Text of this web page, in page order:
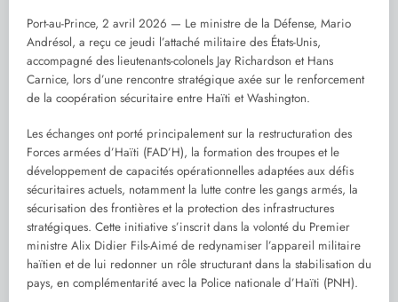
Port-au-Prince, 2 avril 2026 — Le ministre de la Défense, Mario
Andrésol, a reçu ce jeudi l’attaché militaire des États-Unis,
accompagné des lieutenants-colonels Jay Richardson et Hans
Carnice, lors d’une rencontre stratégique axée sur le renforcement
de la coopération sécuritaire entre Haïti et Washington.
Les échanges ont porté principalement sur la restructuration des
Forces armées d’Haïti (FAD’H), la formation des troupes et le
développement de capacités opérationnelles adaptées aux défis
sécuritaires actuels, notamment la lutte contre les gangs armés, la
sécurisation des frontières et la protection des infrastructures
stratégiques. Cette initiative s’inscrit dans la volonté du Premier
ministre Alix Didier Fils-Aimé de redynamiser l’appareil militaire
haïtien et de lui redonner un rôle structurant dans la stabilisation du
pays, en complémentarité avec la Police nationale d’Haïti (PNH).